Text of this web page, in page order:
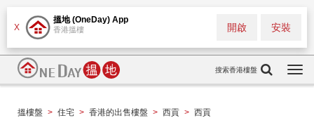
X
搵地 (OneDay) App
香港搵樓 安裝
開啟
搜索香港樓盤
搵樓盤 > 住宅 > 香港的出售樓盤 > 西貢 > 西貢